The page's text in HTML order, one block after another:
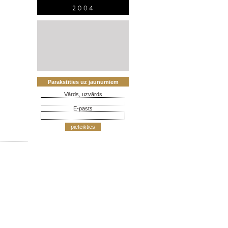
Parakstīties uz jaunumiem
Vārds, uzvārds
E-pasts
pieteikties